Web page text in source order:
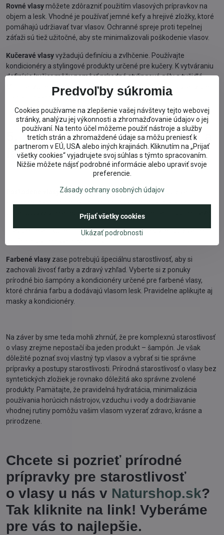
Rovné vlasy môžete zdôrazniť použitím vlasových prípravkov na
objem a lesk. Vhodné je používať jemné kefy a hrejivé zložky, ktoré
pomáhajú udržiavať tvar vlasov. Ochranné spreje proti tepelnej
záťaži sú tiež užitočné, aby ste minimalizovali poškodenie vlasov.
Kučeravé vlasyvyžadujú definíciu a zvlhčenie. Používajte
kondicionéry a stylingové produkty určené pre kučery. K vytváraniu
definície kučier môžu pomôcť prírodné stylingové gély a tužidlá.
Minimalizujte používanie horúcich stylingových nástrojov, aby ste
predišli poškodeniu vlasov.
5. Starostlivosť o poškodené a
farbené vlasy
si vyžadujú obnovu a posilnenie. Používajte
obsahujú výživné a regeneračné zložky, ideálne na prírodnej báze.
Pravidelne aplikujte hĺbkovú hydratáciu a obmedzte používanie
Farbené vlasy zase potrebujú špeciálnu starostlivosť, aby si
zachovali živosť farby a zdravý vzhľad. Vyberte si z ponuky
prírodné bio šampóny a kondicionéry určené pre farbené vlasy,
ktoré chránia farbu a dodávajú vlasom lesk. Pravidelne aplikujte aj
masky a kondicionéry.
Na záver by sme teda mohli zhrnúť, že pre komplexnú starostlivosť
o vlasy zrejme nepostačí iba jeden produkt – šampón. Je však
dôležité poznať svoj vlastný typ vlasov a vybrať si tie správne
prípravky a postupy starostlivosti. Prírodná starostlivosť o vlasy bez
syntetických zložiek je rovnako dôležitá ako správne zvolené
produkty. Pamätajte, že pravidelná hydratácia, minimalizácia
používania horúcich nástrojov, vzduchu i vody a dodržiavanie
vhodnej rutiny pomôžu vašim vlasom vyzerať zdravo, krásne a
prirodzene.
Chcete si pozrieť prírodné
prípravky pre starostlivosť
o vlasy u nás v Naturshop.sk?
Tak kliknite na link! Vyberáme
pre vás to najlepšie.
Predvoľby súkromia
Cookies používame na zlepšenie vašej návštevy tejto webovej
stránky, analýzu jej výkonnosti a zhromažďovanie údajov o jej
používaní. Na tento účel môžeme použiť nástroje a služby
tretích strán a zhromaždené údaje sa môžu preniesť k
partnerom v EÚ, USA alebo iných krajinách. Kliknutím na „Prijať
všetky cookies“ vyjadrujete svoj súhlas s týmto spracovaním.
Nižšie môžete nájsť podrobné informácie alebo upraviť svoje
preferencie.
Zásady ochrany osobných údajov
Ukázať podrobnosti
Prijať všetky cookies